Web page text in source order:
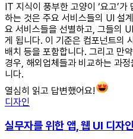
IT 지식이 풍부한 고양이 ‘요고’
하는 것은 주요 서비스들의 UI 설
요 서비스들을 선별하고, 그들의
게 됩니다. 이 기준은 컴포넌트의
배치 등을 포함합니다. 그리고 만
경우, 해외업체들과 비교하는 과
니다.
열심히 읽고 답변했어요!
디자인
실무자를 위한 앱, 웹 UI 디자